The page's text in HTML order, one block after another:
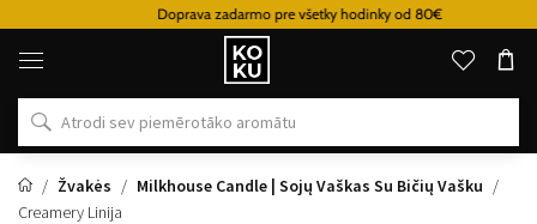
Doprava zadarmo pre všetky hodinky od 80€
Oriģinālie
parfimērijas
izstrādājumi
un
pulksteņi
vietā
Žvakės
Milkhouse Candle | Sojų Vaškas Su Bičių Vašku
Creamery Linija